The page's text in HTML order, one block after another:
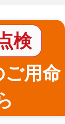
検
ご用命